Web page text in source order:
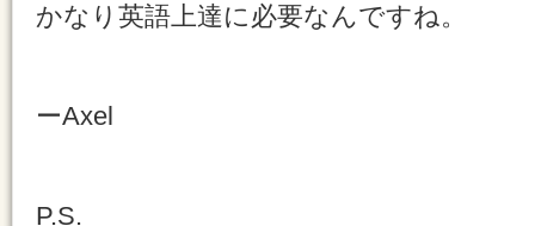
かなり英語上達に必要なんですね。
ーAxel
P.S.